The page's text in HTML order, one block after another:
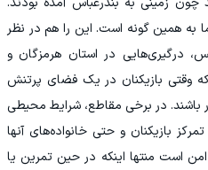
همین گونه است. این را هم در نظر
درگیری‌هایی در استان هرمزگان و
وقتی بازیکنان در یک فضای پرتنش
باشند. در برخی مقاطع، شرایط محیطی
بازیکنان و حتی خانواده‌های آنها
است منتها اینکه در حین تمرین یا